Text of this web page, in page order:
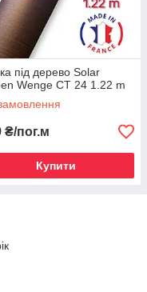
COVER
під дерево Solar
Wenge CT 24 1.22 m
₴/пог.м
Купити